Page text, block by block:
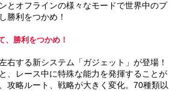
とオフラインの様々なモードで世界中のプ
勝利をつかめ！
、勝利をつかめ！
右する新システム「ガジェット」が登場！
、レース中に特殊な能力を発揮することが
攻略ルート、戦略が大きく変化。70種類以